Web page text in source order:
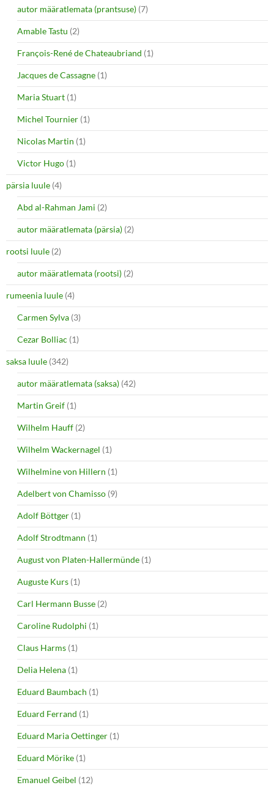
autor määratlemata (prantsuse) (7)
Amable Tastu (2)
François-René de Chateaubriand (1)
Jacques de Cassagne (1)
Maria Stuart (1)
Michel Tournier (1)
Nicolas Martin (1)
Victor Hugo (1)
pärsia luule (4)
Abd al-Rahman Jami (2)
autor määratlemata (pärsia) (2)
rootsi luule (2)
autor määratlemata (rootsi) (2)
rumeenia luule (4)
Carmen Sylva (3)
Cezar Bolliac (1)
saksa luule (342)
autor määratlemata (saksa) (42)
Martin Greif (1)
Wilhelm Hauff (2)
Wilhelm Wackernagel (1)
Wilhelmine von Hillern (1)
Adelbert von Chamisso (9)
Adolf Böttger (1)
Adolf Strodtmann (1)
August von Platen-Hallermünde (1)
Auguste Kurs (1)
Carl Hermann Busse (2)
Caroline Rudolphi (1)
Claus Harms (1)
Delia Helena (1)
Eduard Baumbach (1)
Eduard Ferrand (1)
Eduard Maria Oettinger (1)
Eduard Mörike (1)
Emanuel Geibel (12)